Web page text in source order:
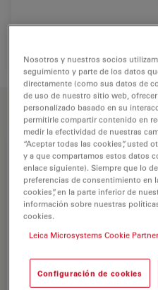
Nosotros y nuestros socios
seguimiento y parte de los datos
directamente (como sus datos de
de uso de nuestro sitio web,
personalizado basado en su
permitirle compartir contenido en
medir la efectividad de nuestras
“Aceptar todas las cookies”, usted
y a que compartamos estos datos
enlace siguiente). Siempre que lo
preferencias de consentimiento en
cookies”, en la parte inferior de
información sobre nuestras
cookies.
Leica Microsystems Cookie
Configuración de cookies